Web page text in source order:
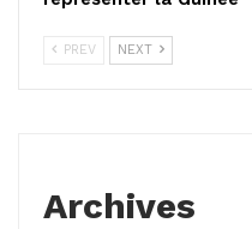
PREV NEXT
Archives